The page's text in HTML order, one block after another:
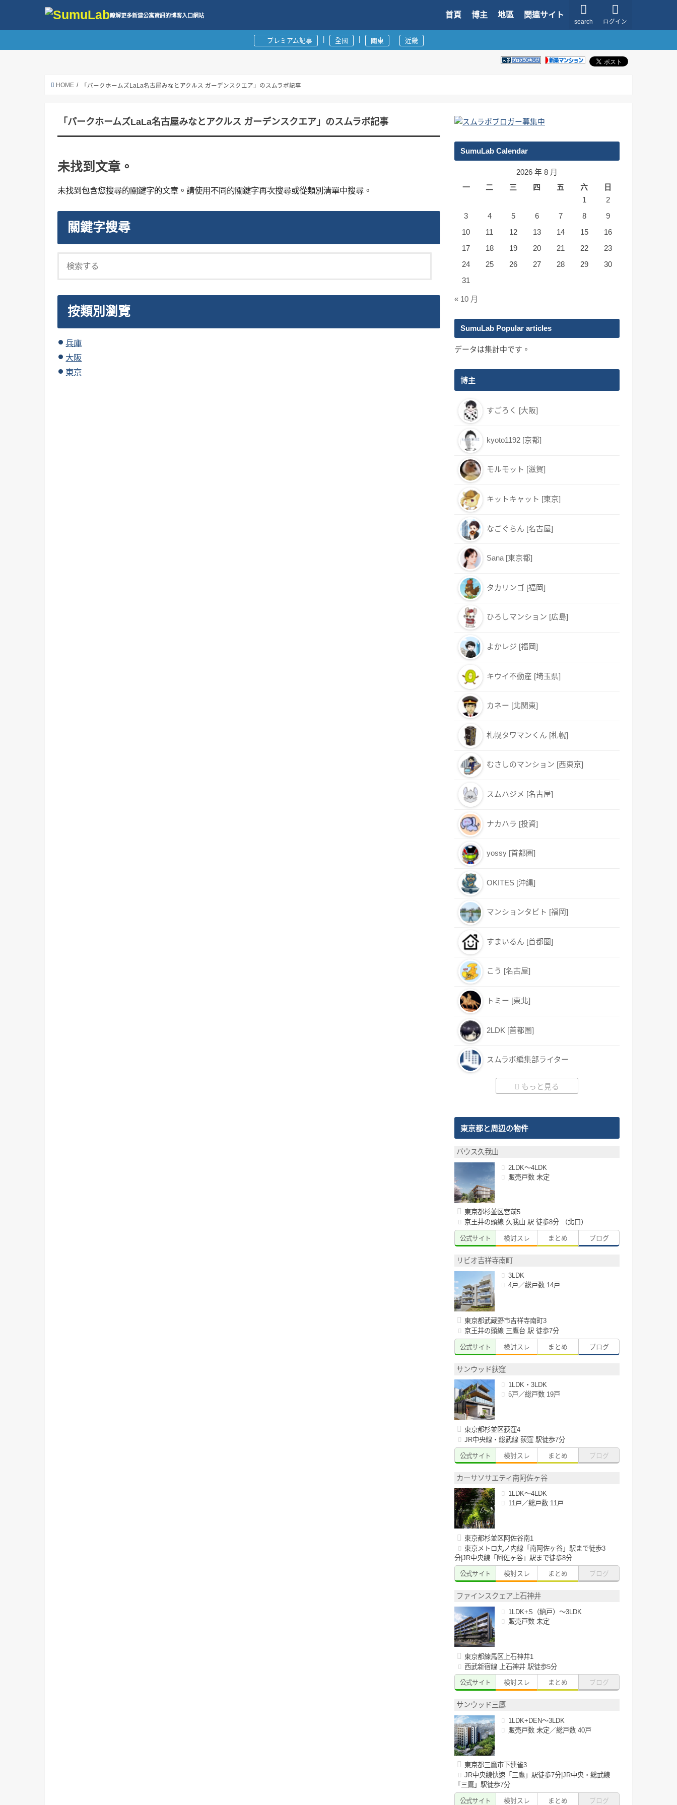
瞭解更多新建公寓資訊的博客入口網站
ログイン
search
首頁 博主 地區 関連サイト
プレミアム記事 全國 關東 近畿
HOME 「パークホームズLaLa名古屋みなとアクルス ガーデンスクエア」のスムラボ記事
「パークホームズLaLa名古屋みなとアクルス ガーデンスクエア」のスムラボ記事
未找到文章。
未找到包含您搜尋的關鍵字的文章。請使用不同的關鍵字再次搜尋或從類別清單中搜尋。
關鍵字搜尋
按類別瀏覽
兵庫
大阪
東京
SumuLab Calendar
2026 年 8 月
一
二 三 四 五 六
日
1
2
3
4 5 6 7 8
9
10
11 12 13 14 15
16
17
18 19 20 21 22
23
24
25 26 27 28 29
30
31
« 10 月
SumuLab Popular articles
データは集計中です。
博主
すごろく [大阪]
kyoto1192 [京都]
モルモット [滋賀]
キットキャット [東京]
なごぐらん [名古屋]
Sana [東京都]
タカリンゴ [福岡]
ひろしマンション [広島]
よかレジ [福岡]
キウイ不動産 [埼玉県]
カネー [北関東]
札幌タワマンくん [札幌]
むさしのマンション [西東京]
スムハジメ [名古屋]
ナカハラ [投資]
yossy [首都圏]
OKITES [沖縄]
マンションタビト [福岡]
すまいるん [首都圏]
こう [名古屋]
トミー [東北]
2LDK [首都圏]
スムラボ編集部ライター
もっと見る
東京都と周辺の物件
バウス久我山
2LDK～4LDK
販売戸数 未定
東京都杉並区宮前5
京王井の頭線 久我山 駅 徒歩8分 （北口）
公式サイト 検討スレ まとめ ブログ
リビオ吉祥寺南町
3LDK
4戸／総戸数 14戸
東京都武蔵野市吉祥寺南町3
京王井の頭線 三鷹台 駅 徒歩7分
公式サイト 検討スレ まとめ ブログ
サンウッド荻窪
1LDK・3LDK
5戸／総戸数 19戸
東京都杉並区荻窪4
JR中央線・総武線 荻窪 駅徒歩7分
公式サイト 検討スレ まとめ ブログ
カーサソサエティ南阿佐ヶ谷
1LDK～4LDK
11戸／総戸数 11戸
東京都杉並区阿佐谷南1
東京メトロ丸ノ内線「南阿佐ヶ谷」駅まで徒歩3
分|JR中央線「阿佐ヶ谷」駅まで徒歩8分
公式サイト 検討スレ まとめ ブログ
ファインスクェア上石神井
1LDK+S（納戸）～3LDK
販売戸数 未定
東京都練馬区上石神井1
西武新宿線 上石神井 駅徒歩5分
公式サイト 検討スレ まとめ ブログ
サンウッド三鷹
1LDK+DEN～3LDK
販売戸数 未定／総戸数 40戸
東京都三鷹市下連雀3
JR中央線快速「三鷹」駅徒歩7分|JR中央・総武線
「三鷹」駅徒歩7分
公式サイト 検討スレ まとめ ブログ